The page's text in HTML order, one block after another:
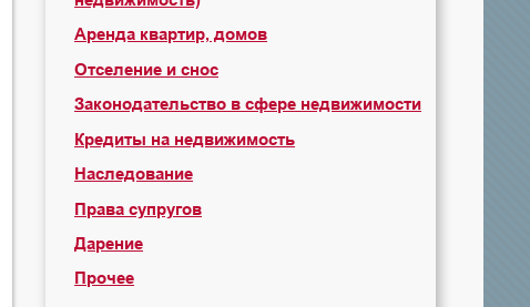
Аренда квартир, домов
Отселение и снос
Законодательство в сфере недвижимости
Кредиты на недвижимость
Наследование
Права супругов
Дарение
Прочее